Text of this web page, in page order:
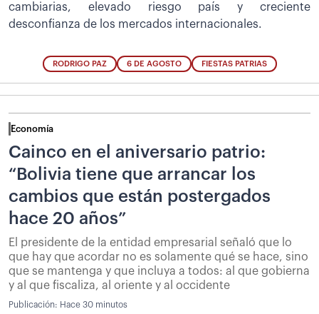
cambiarias, elevado riesgo país y creciente
desconfianza de los mercados internacionales.
RODRIGO PAZ 6 DE AGOSTO FIESTAS PATRIAS
Economía
Cainco en el aniversario patrio:
“Bolivia tiene que arrancar los
cambios que están postergados
hace 20 años”
El presidente de la entidad empresarial señaló que lo
que hay que acordar no es solamente qué se hace, sino
que se mantenga y que incluya a todos: al que gobierna
y al que fiscaliza, al oriente y al occidente
Publicación: Hace 30 minutos